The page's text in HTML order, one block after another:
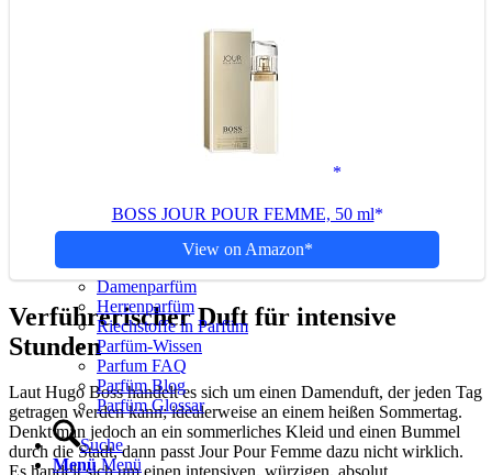
Dior Parfum
Dolce & Gabbana Parfum
Lacoste Parfum
Paco Rabanne Parfüm
Versace Parfum
Yves Saint Laurent Parfüm
Prada Parfüm
Weitere Parfümmarken
Parfüm kaufen Tipps
Damenparfüm
Herrenparfüm
Riechstoffe in Parfüm
Parfüm-Wissen
Parfum FAQ
Parfüm Blog
Parfüm Glossar
Suche
Menü Menü
BOSS JOUR POUR FEMME, 50 ml
View on Amazon
Verführerischer Duft für intensive
Stunden
Laut Hugo Boss handelt es sich um einen Damenduft, der jeden Tag
getragen werden kann; idealerweise an einem heißen Sommertag.
Denkt man jedoch an ein sommerliches Kleid und einen Bummel
durch die Stadt, dann passt Jour Pour Femme dazu nicht wirklich.